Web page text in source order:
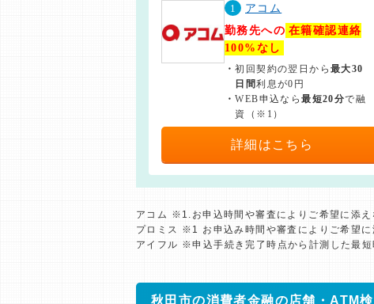
1
アコム
勤務先への 在籍確認連絡
100%なし
・初回契約の翌日から最大30
日間利息が0円
・WEB申込なら最短20分で融
資（※1）
詳細はこちら
アコム ※1.お申込時間や審査によりご希望に添え
プロミス ※1 お申込み時間や審査によりご希望に
アイフル ※申込手続き完了時点から計測した最
秋田市の消費者金融の店舗・ATM